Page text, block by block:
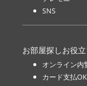
SNS
お部屋探しお役
オンライン内
カード支払OK